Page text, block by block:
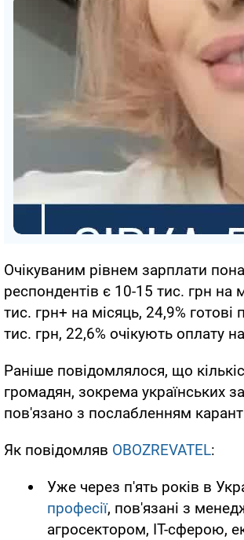
Очікуваним рівнем зарплати
респондентів є 10-15 тис. грн на
тис. грн+ на місяць, 24,9%
тис. грн, 22,6% очікують оплату
Раніше повідомлялося, що
громадян, зокрема українських
пов'язано з послабленням
Як повідомляв OBOZREVATEL:
Уже через п'ять років в
професії, пов'язані з
агросектором, IT-сферою,